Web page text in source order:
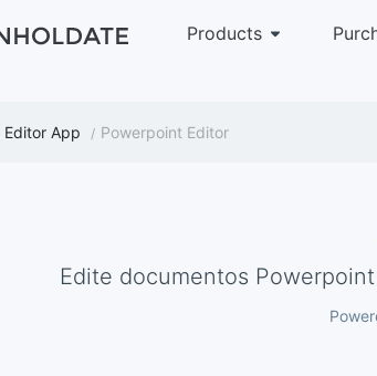
Products
Editor App Powerpoint Editor
Edite documentos